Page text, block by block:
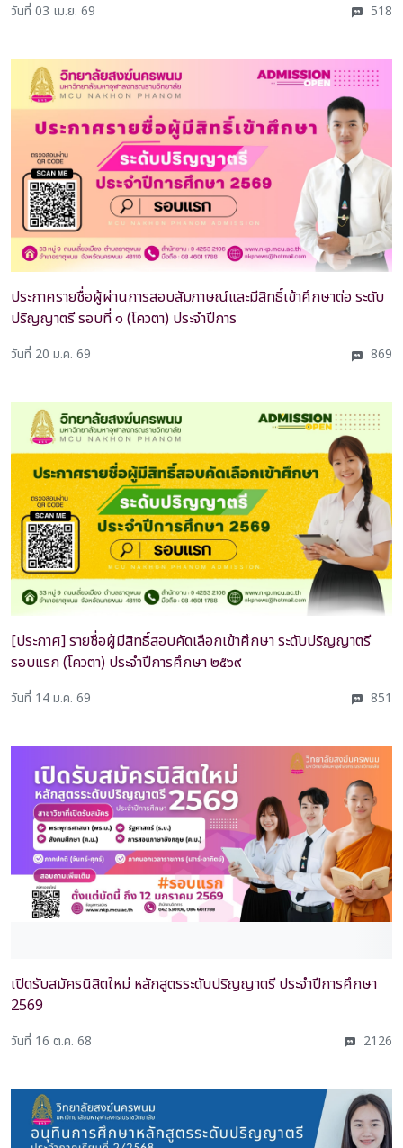
วันที่ 03 เม.ย. 69 518
ประกาศรายชื่อผู้ผ่านการสอบสัมภาษณ์และมีสิทธิ์เข้าศึกษาต่อ ระดับ
ปริญญาตรี รอบที่ ๑ (โควตา) ประจำปีการ
วันที่ 20 ม.ค. 69 869
[ประกาศ] รายชื่อผู้มีสิทธิ์สอบคัดเลือกเข้าศึกษา ระดับปริญญาตรี
รอบแรก (โควตา) ประจำปีการศึกษา ๒๕๖๙
วันที่ 14 ม.ค. 69 851
เปิดรับสมัครนิสิตใหม่ หลักสูตรระดับปริญญาตรี ประจำปีการศึกษา
2569
วันที่ 16 ต.ค. 68 2126